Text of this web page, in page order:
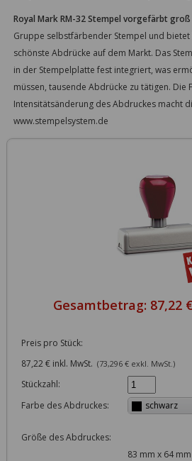
Royal Mark RM-32 Stempel vorgefärbt groß
Gruppe selbstfärbender Stempel und
schönste Abdrücke auf dem Markt. Das
in der Stempelplatte fest integriert, was
müssen, tausende Abdrücke zu tätigen. Die
Intensitätsänderung des Abdruckes macht
www.stempelsystem.de
Gesamtbetrag: 87,22
Preis pro Stück:
87,22 € inkl. MwSt. (73,296 € exkl. MwSt.)
Stückzahl:
Farbe des Abdruckes:
schwarz
Größe des Abdruckes:
83 mm x 64 mm